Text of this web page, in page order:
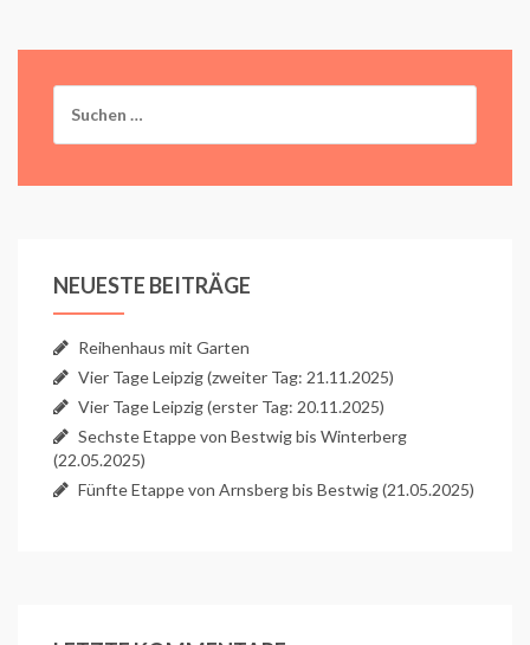
nach:
NEUESTE BEITRÄGE
Reihenhaus mit Garten
Vier Tage Leipzig (zweiter Tag: 21.11.2025)
Vier Tage Leipzig (erster Tag: 20.11.2025)
Sechste Etappe von Bestwig bis Winterberg
(22.05.2025)
Fünfte Etappe von Arnsberg bis Bestwig (21.05.2025)